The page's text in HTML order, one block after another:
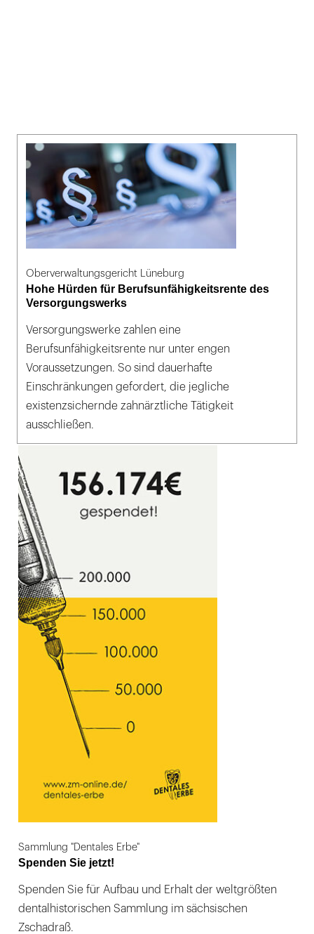
Oberverwaltungsgericht Lüneburg
Hohe Hürden für Berufsunfähigkeitsrente des
Versorgungswerks
Versorgungswerke zahlen eine
Berufsunfähigkeitsrente nur unter engen
Voraussetzungen. So sind dauerhafte
Einschränkungen gefordert, die jegliche
existenzsichernde zahnärztliche Tätigkeit
ausschließen.
Sammlung "Dentales Erbe"
Spenden Sie jetzt!
Spenden Sie für Aufbau und Erhalt der weltgrößten
dentalhistorischen Sammlung im sächsischen
Zschadraß.